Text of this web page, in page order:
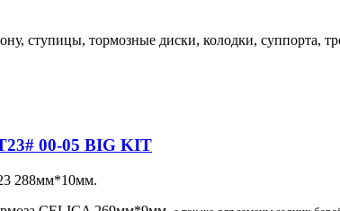
ступицы, тормозные диски, колодки, суппорта,
00-05 BIG KIT
288мм*10мм.